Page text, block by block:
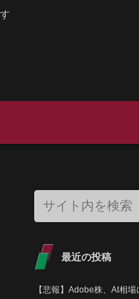
最近の投稿
【悲報】Adobe株、AI相